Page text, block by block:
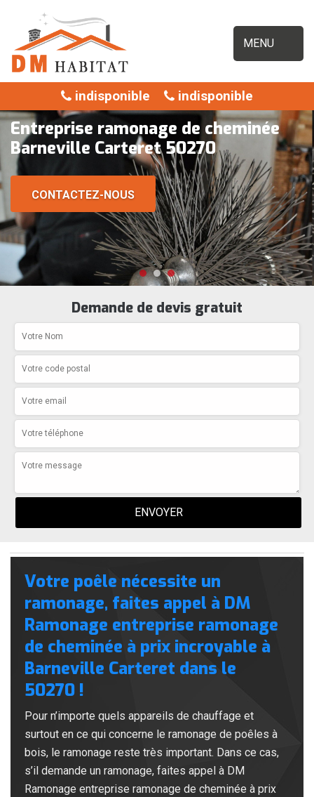
MENU
indisponible indisponible
Entreprise ramonage de cheminée
Barneville Carteret 50270
CONTACTEZ-NOUS
Demande de devis gratuit
Votre poêle nécessite un
ramonage, faites appel à DM
Ramonage entreprise ramonage
de cheminée à prix incroyable à
Barneville Carteret dans le
50270 !
Pour n’importe quels appareils de chauffage et
surtout en ce qui concerne le ramonage de poêles à
bois, le ramonage reste très important. Dans ce cas,
s’il demande un ramonage, faites appel à DM
Ramonage entreprise ramonage de cheminée à prix